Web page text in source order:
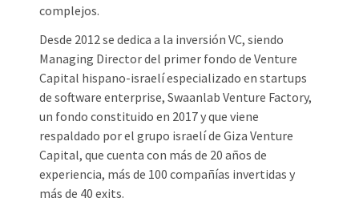
complejos.
Desde 2012 se dedica a la inversión VC, siendo
Managing Director del primer fondo de Venture
Capital hispano-israelí especializado en startups
de software enterprise, Swaanlab Venture Factory,
un fondo constituido en 2017 y que viene
respaldado por el grupo israelí de Giza Venture
Capital, que cuenta con más de 20 años de
experiencia, más de 100 compañías invertidas y
más de 40 exits.